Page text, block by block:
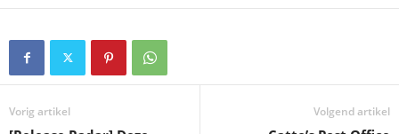
Vorig artikel Volgend artikel